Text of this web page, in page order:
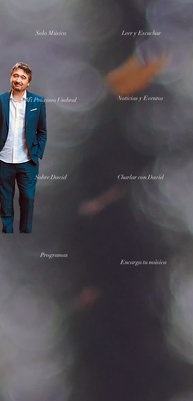
Solo Música
Sobre David
Mi Próximo Umbral
Leer y Escuchar
Noticias y Eventos
Charlar con David
Programas
Encarga tu música